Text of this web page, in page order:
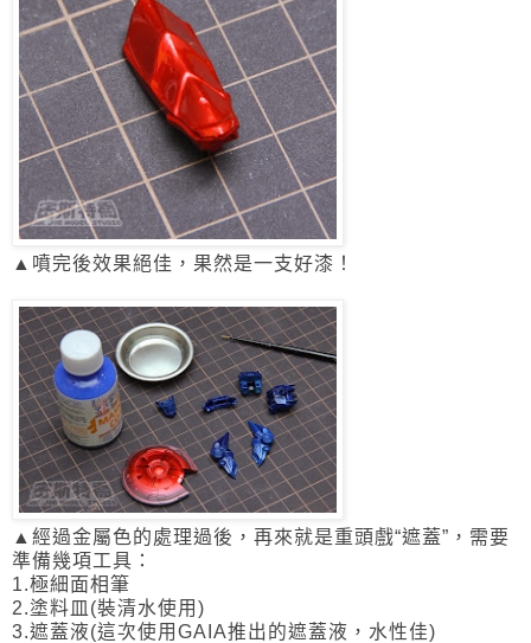
▲噴完後效果絕佳，果然是一支好漆！
▲經過金屬色的處理過後，再來就是重頭戲“遮蓋”，需要
準備幾項工具：
1.極細面相筆
2.塗料皿(裝清水使用)
3.遮蓋液(這次使用GAIA推出的遮蓋液，水性佳)